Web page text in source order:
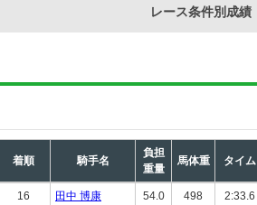
レース条件別成績
着順 騎手名
負担
重量
馬体重 タイム
16 田中 博康 54.0 498 2:33.6